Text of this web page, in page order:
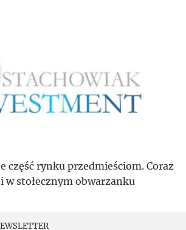
część rynku przedmieściom. Coraz
w stołecznym obwarzanku